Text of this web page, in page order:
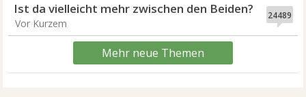
24489
Ist da vielleicht mehr zwischen den Beiden?
Vor Kurzem
Mehr neue Themen